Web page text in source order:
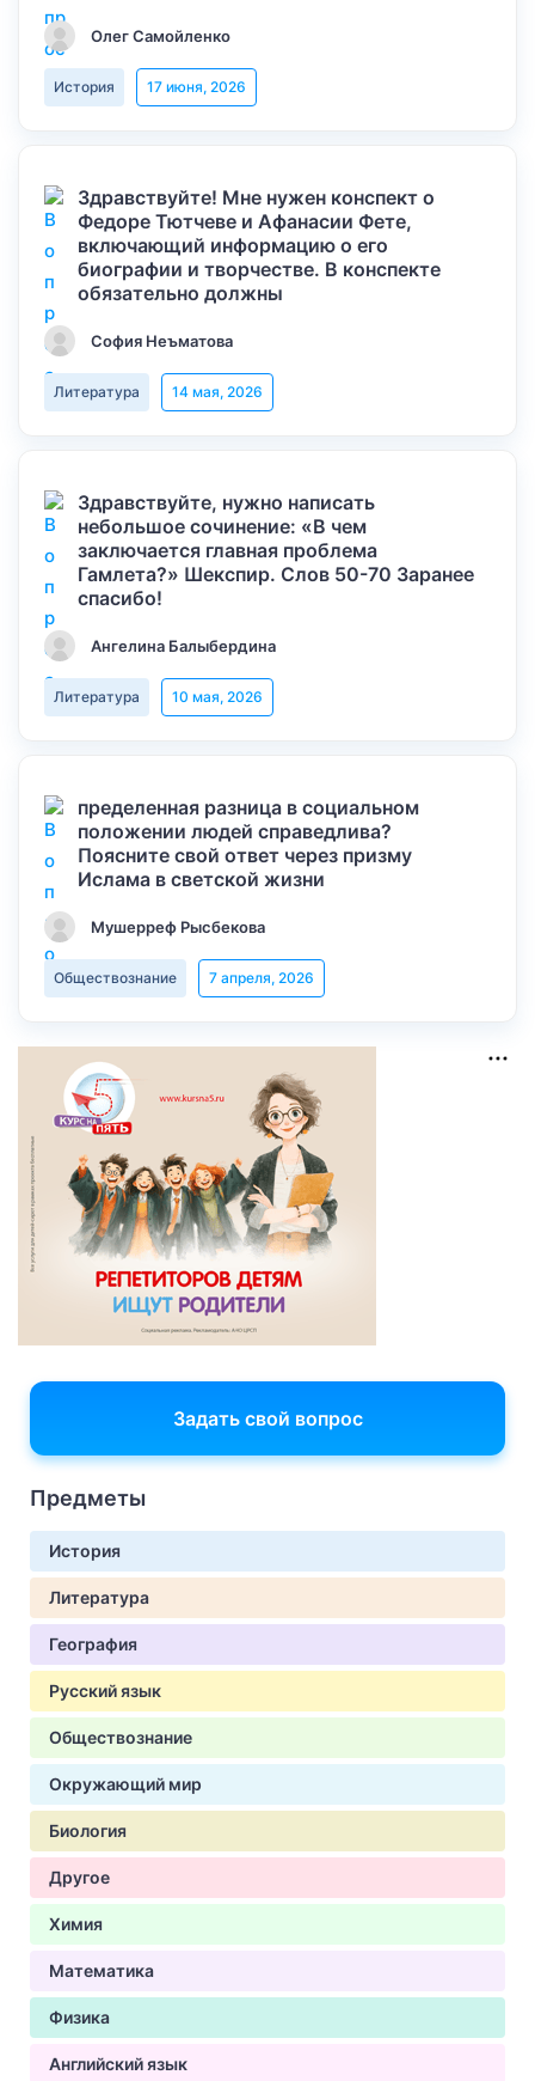
Олег Самойленко
История 17 июня, 2026
Здравствуйте! Мне нужен конспект о
Федоре Тютчеве и Афанасии Фете,
включающий информацию о его
биографии и творчестве. В конспекте
обязательно должны
София Неъматова
Литература 14 мая, 2026
Здравствуйте, нужно написать
небольшое сочинение: «В чем
заключается главная проблема
Гамлета?» Шекспир. Слов 50-70 Заранее
спасибо!
Ангелина Балыбердина
Литература 10 мая, 2026
пределенная разница в социальном
положении людей справедлива?
Поясните свой ответ через призму
Ислама в светской жизни
Мушерреф Рысбекова
Обществознание 7 апреля, 2026
Задать свой вопрос
Предметы
История
Литература
География
Русский язык
Обществознание
Окружающий мир
Биология
Другое
Химия
Математика
Физика
Английский язык